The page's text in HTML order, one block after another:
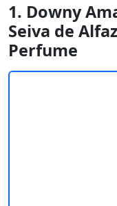
1. Downy
Seiva de
Perfume